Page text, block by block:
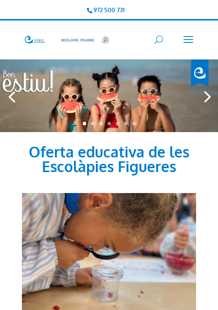
972 500 731
Oferta educativa de les
Escolàpies Figueres